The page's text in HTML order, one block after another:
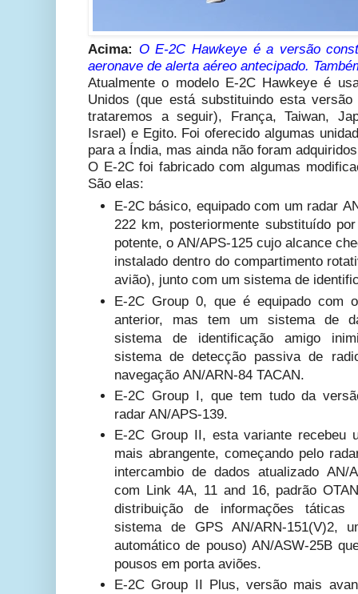
Acima: O E-2C Hawkeye é a versão
aeronave de alerta aéreo antecipado.
Atualmente o modelo E-2C Hawkeye é
Unidos (que está substituindo esta
trataremos a seguir), França, Taiwan,
Israel) e Egito. Foi oferecido algumas
para a Índia, mas ainda não foram
O E-2C foi fabricado com algumas
São elas:
E-2C básico, equipado com um radar
222 km, posteriormente substituído
potente, o AN/APS-125 cujo alcance
instalado dentro do compartimento
avião), junto com um sistema de
E-2C Group 0, que é equipado com
anterior, mas tem um sistema de
sistema de identificação amigo
sistema de detecção passiva de
navegação AN/ARN-84 TACAN.
E-2C Group I, que tem tudo da
radar AN/APS-139.
E-2C Group II, esta variante recebeu
mais abrangente, começando pelo
intercambio de dados atualizado AN/
com Link 4A, 11 and 16, padrão
distribuição de informações táticas
sistema de GPS AN/ARN-151(V)2,
automático de pouso) AN/ASW-25B
pousos em porta aviões.
E-2C Group II Plus, versão mais